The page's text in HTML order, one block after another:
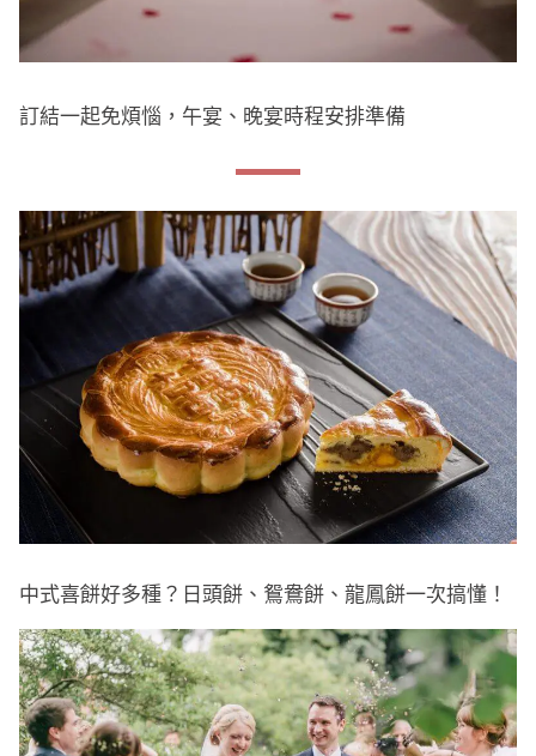
訂結一起免煩惱，午宴、晚宴時程安排準備
中式喜餅好多種？日頭餅、鴛鴦餅、龍鳳餅一次搞懂！